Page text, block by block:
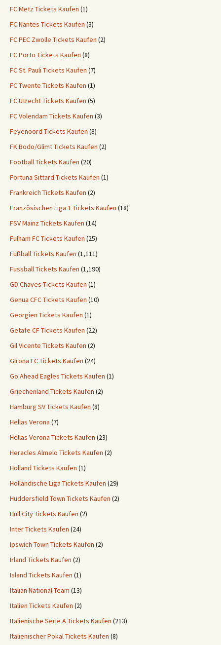
FC Metz Tickets Kaufen (1)
FC Nantes Tickets Kaufen (3)
FC PEC Zwolle Tickets Kaufen (2)
FC Porto Tickets Kaufen (8)
FC St. Pauli Tickets Kaufen (7)
FC Twente Tickets Kaufen (1)
FC Utrecht Tickets Kaufen (5)
FC Volendam Tickets Kaufen (3)
Feyenoord Tickets Kaufen (8)
FK Bodo/Glimt Tickets Kaufen (2)
Football Tickets Kaufen (20)
Fortuna Sittard Tickets Kaufen (1)
Frankreich Tickets Kaufen (2)
Französischen Liga 1 Tickets Kaufen (18)
FSV Mainz Tickets Kaufen (14)
Fulham FC Tickets Kaufen (25)
Fußball Tickets Kaufen (1,111)
Fussball Tickets Kaufen (1,190)
GD Chaves Tickets Kaufen (1)
Genua CFC Tickets Kaufen (10)
Georgien Tickets Kaufen (1)
Getafe CF Tickets Kaufen (22)
Gil Vicente Tickets Kaufen (2)
Girona FC Tickets Kaufen (24)
Go Ahead Eagles Tickets Kaufen (1)
Griechenland Tickets Kaufen (2)
Hamburg SV Tickets Kaufen (8)
Hellas Verona (7)
Hellas Verona Tickets Kaufen (23)
Heracles Almelo Tickets Kaufen (2)
Holland Tickets Kaufen (1)
Holländische Liga Tickets Kaufen (29)
Huddersfield Town Tickets Kaufen (2)
Hull City Tickets Kaufen (2)
Inter Tickets Kaufen (24)
Ipswich Town Tickets Kaufen (2)
Irland Tickets Kaufen (2)
Island Tickets Kaufen (1)
Italian National Team (13)
Italien Tickets Kaufen (2)
Italienische Serie A Tickets Kaufen (213)
Italienischer Pokal Tickets Kaufen (8)